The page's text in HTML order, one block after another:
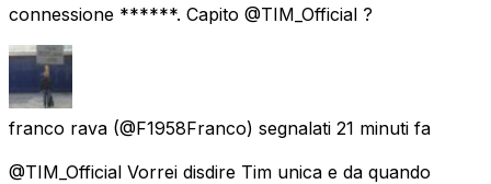
connessione ******. Capito @TIM_Official ?
franco rava (@F1958Franco) segnalati 21 minuti fa
@TIM_Official Vorrei disdire Tim unica e da quando